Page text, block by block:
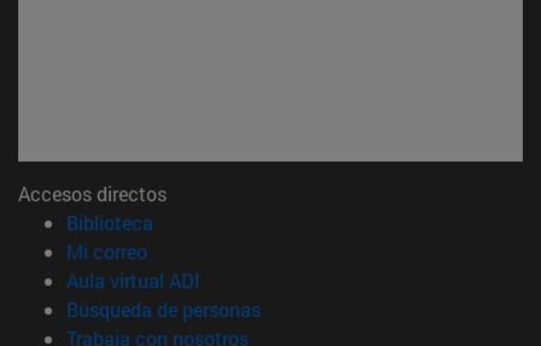
Accesos directos
Biblioteca
Mi correo(abre en nueva ventana)
Aula virtual ADI
Búsqueda de personas(abre en nueva ventana)
Trabaja con nosotros(abre en nueva ventana)